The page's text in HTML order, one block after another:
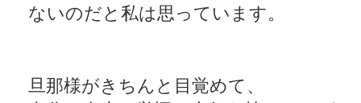
ないのだと私は思っています。
旦那様がきちんと目覚めて、